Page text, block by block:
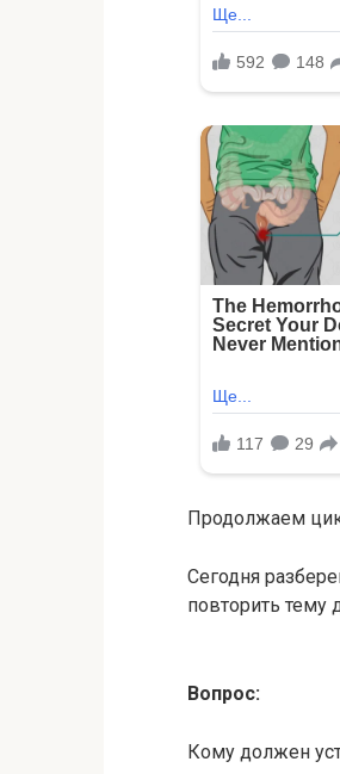
Продолжаем
Сегодня
повторить тему
Вопрос:
Кому должен